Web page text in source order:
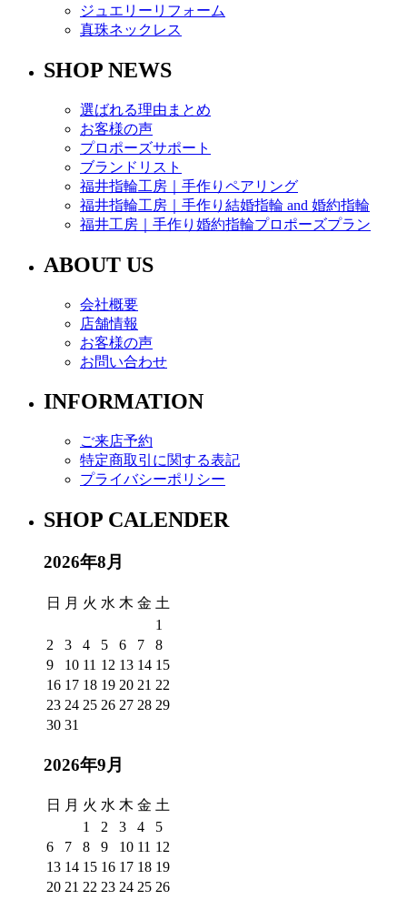
ジュエリーリフォーム
真珠ネックレス
SHOP NEWS
選ばれる理由まとめ
お客様の声
プロポーズサポート
ブランドリスト
福井指輪工房｜手作りペアリング
福井指輪工房｜手作り結婚指輪 and 婚約指輪
福井工房｜手作り婚約指輪プロポーズプラン
ABOUT US
会社概要
店舗情報
お客様の声
お問い合わせ
INFORMATION
ご来店予約
特定商取引に関する表記
プライバシーポリシー
SHOP CALENDER
2026年8月
日 月 火 水 木 金 土
1
2
3 4 5 6 7
8
9
10 11 12 13 14 15
16 17 18 19 20 21 22
23 24 25 26 27 28 29
30 31
2026年9月
日 月 火 水 木 金 土
1
2 3 4
5
6
7 8 9 10 11 12
13 14 15 16 17 18 19
20 21 22 23 24 25 26